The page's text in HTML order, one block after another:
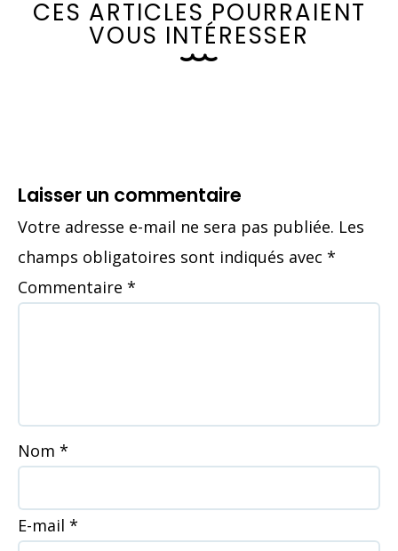
CES ARTICLES POURRAIENT
VOUS INTÉRESSER
Laisser un commentaire
Votre adresse e-mail ne sera pas publiée. Les
champs obligatoires sont indiqués avec *
Commentaire *
Nom *
E-mail *